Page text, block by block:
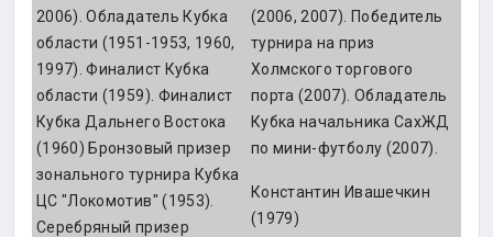
2006). Обладатель Кубка
области (1951-1953, 1960,
1997). Финалист Кубка
области (1959). Финалист
Кубка Дальнего Востока
(1960) Бронзовый призер
зонального турнира Кубка
ЦС "Локомотив" (1953).
Серебряный призер
(2006, 2007). Победитель
турнира на приз
Холмского торгового
порта (2007). Обладатель
Кубка начальника СахЖД
по мини-футболу (2007).
Константин Ивашечкин
(1979)